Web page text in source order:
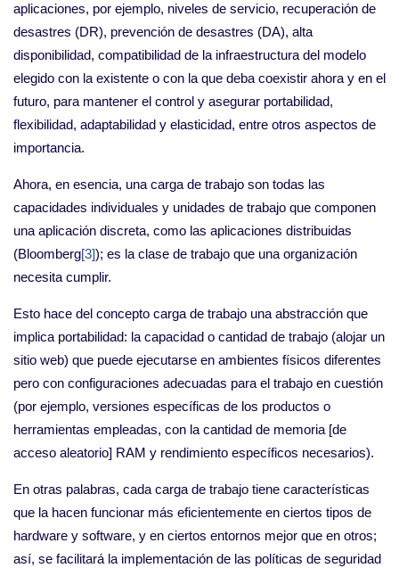
aplicaciones, por ejemplo, niveles de servicio, recuperación de
desastres (DR), prevención de desastres (DA), alta
disponibilidad, compatibilidad de la infraestructura del modelo
elegido con la existente o con la que deba coexistir ahora y en el
futuro, para mantener el control y asegurar portabilidad,
flexibilidad, adaptabilidad y elasticidad, entre otros aspectos de
importancia.
Ahora, en esencia, una carga de trabajo son todas las
capacidades individuales y unidades de trabajo que componen
una aplicación discreta, como las aplicaciones distribuidas
(Bloomberg[3]); es la clase de trabajo que una organización
necesita cumplir.
Esto hace del concepto carga de trabajo una abstracción que
implica portabilidad: la capacidad o cantidad de trabajo (alojar un
sitio web) que puede ejecutarse en ambientes físicos diferentes
pero con configuraciones adecuadas para el trabajo en cuestión
(por ejemplo, versiones específicas de los productos o
herramientas empleadas, con la cantidad de memoria [de
acceso aleatorio] RAM y rendimiento específicos necesarios).
En otras palabras, cada carga de trabajo tiene características
que la hacen funcionar más eficientemente en ciertos tipos de
hardware y software, y en ciertos entornos mejor que en otros;
así, se facilitará la implementación de las políticas de seguridad